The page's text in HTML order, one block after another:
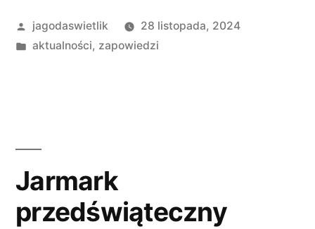
Opublikowane
przez
jagodaswietlik
28 listopada, 2024
Opublikowano
aktualności, zapowiedzi
Jarmark
przedświąteczny